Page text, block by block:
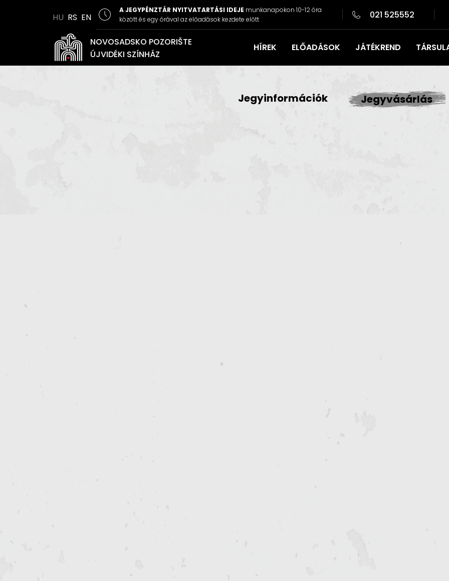
HU RS EN
A JEGYPÉNZTÁR NYITVATARTÁSI IDEJE munkanapokon 10-12 óra
között és egy órával az előadások kezdete előtt
021 525552
NOVOSADSKO POZORIŠTE
ÚJVIDÉKI SZÍNHÁZ
HÍREK ELŐADÁSOK JÁTÉKREND
Jegyinformációk Jegyvásárlás